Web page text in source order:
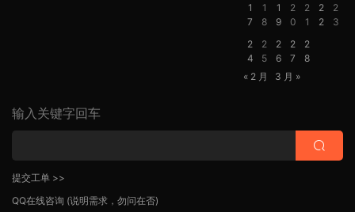
1
7
1
8
1
9
2
0
2
1
2
2
2
3
2
4
2
5
2
6
2
7
2
8
« 2 月
3 月 »
输入关键字回车
提交工单 >>
QQ在线咨询 (说明需求，勿问在否)